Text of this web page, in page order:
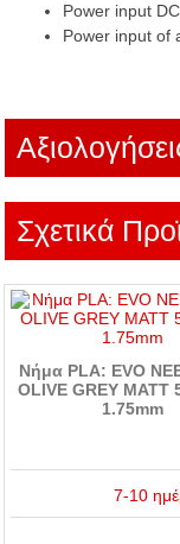
Power input
Power input of
Σχετικά
Νήμα PLA: EVO
OLIVE GREY MATT
1.75mm
7-10